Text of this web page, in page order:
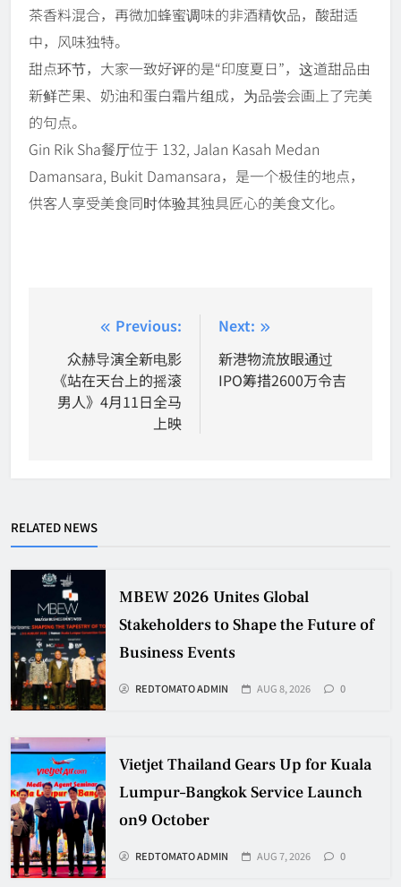
茶香料混合，再微加蜂蜜调味的非酒精饮品，酸甜适
中，风味独特。
甜点环节，大家一致好评的是“印度夏日”，这道甜品由
新鲜芒果、奶油和蛋白霜片组成，为品尝会画上了完美
的句点。
Gin Rik Sha餐厅位于 132, Jalan Kasah Medan
Damansara, Bukit Damansara，是一个极佳的地点，
供客人享受美食同时体验其独具匠心的美食文化。
navigation
Previous:
众赫导演全新电影
《站在天台上的摇滚
男人》4月11日全马
上映
Next:
新港物流放眼通过
IPO筹措2600万令吉
RELATED NEWS
MBEW 2026 Unites Global
Stakeholders to Shape the Future of
Business Events
REDTOMATO ADMIN AUG 8, 2026 0
Vietjet Thailand Gears Up for Kuala
Lumpur–Bangkok Service Launch
on9 October
REDTOMATO ADMIN AUG 7, 2026 0